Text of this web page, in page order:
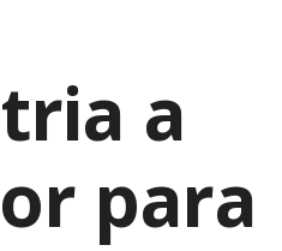
a
para